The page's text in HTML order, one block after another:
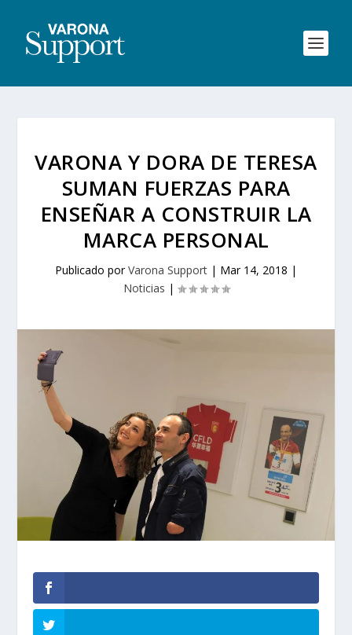
VARONA Y DORA DE TERESA
SUMAN FUERZAS PARA
ENSEÑAR A CONSTRUIR LA
MARCA PERSONAL
Publicado porVarona Support | Mar 14, 2018 |
Noticias |